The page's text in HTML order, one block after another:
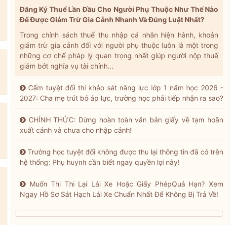
Đăng Ký Thuế Lần Đầu Cho Người Phụ Thuộc Như Thế Nào
Để Được Giảm Trừ Gia Cảnh Nhanh Và Đúng Luật Nhất?
Trong chính sách thuế thu nhập cá nhân hiện hành, khoản
giảm trừ gia cảnh đối với người phụ thuộc luôn là một trong
những cơ chế pháp lý quan trọng nhất giúp người nộp thuế
giảm bớt nghĩa vụ tài chính...
Cấm tuyệt đối thi khảo sát năng lực lớp 1 năm học 2026 -
2027: Cha mẹ trút bỏ áp lực, trường học phải tiếp nhận ra sao?
CHÍNH THỨC: Dừng hoàn toàn văn bản giấy về tạm hoãn
xuất cảnh và chưa cho nhập cảnh!
Trường học tuyệt đối không được thu lại thông tin đã có trên
hệ thống: Phụ huynh cần biết ngay quyền lợi này!
Muốn Thi Thi Lại Lái Xe Hoặc Giấy PhépQuá Hạn? Xem
Ngay Hồ Sơ Sát Hạch Lái Xe Chuẩn Nhất Để Không Bị Trả Về!